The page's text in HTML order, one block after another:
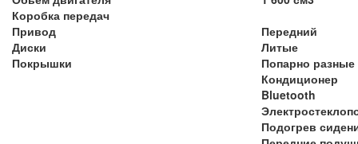
Коробка передач
Привод
Передний
Диски
Литые
Покрышки
Попарно разные
Кондиционер
Bluetooth
Подогрев